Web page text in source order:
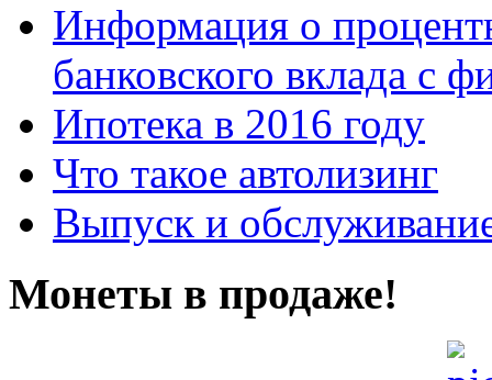
Информация о
банковского вклада с
Ипотека в 2016 году
Что такое автолизинг
Выпуск и
Монеты в продаже!